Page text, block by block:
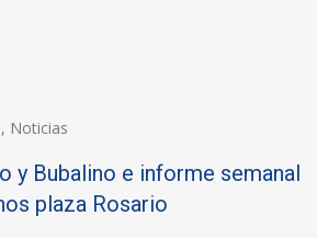
, Noticias
y Bubalino e informe semanal
plaza Rosario